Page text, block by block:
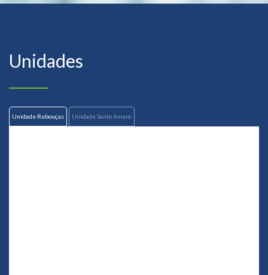
Unidades
Unidade Rebouças Unidade Santo Amaro